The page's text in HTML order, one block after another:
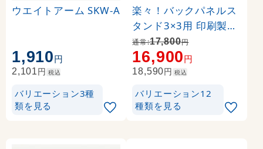
ウエイトアーム SKW-A
1,910円
2,101円 税込
バリエーション3種
類を見る
楽々！バックパネルス
タンド3×3用 印刷製作
代 (※本体別売) トロマ
ット(2枚つなぎ) 正面
のみ 本体同時購入用 (
通常:17,800円
16,900円
18,590円 税込
バリエーション12
種類を見る